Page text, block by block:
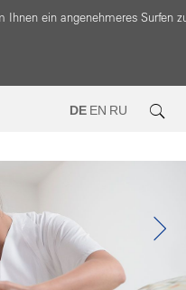
ein angenehmeres Surfen
DE EN RU